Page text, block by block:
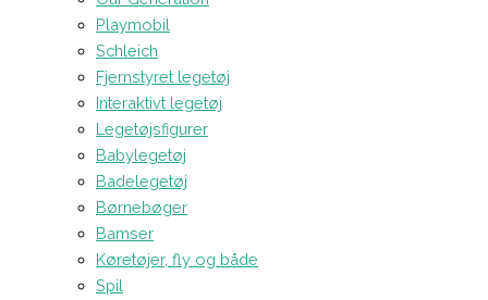
Playmobil
Schleich
Fjernstyret legetøj
Interaktivt legetøj
Legetøjsfigurer
Babylegetøj
Badelegetøj
Børnebøger
Bamser
Køretøjer, fly og både
Spil